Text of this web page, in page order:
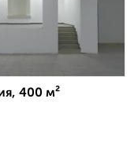
400 м²